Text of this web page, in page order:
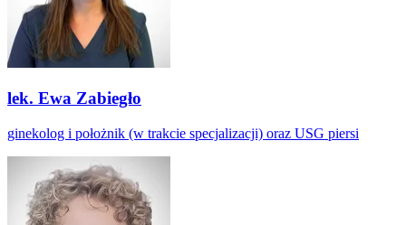
lek. Ewa Zabiegło
ginekolog i położnik (w trakcie specjalizacji) oraz USG piersi